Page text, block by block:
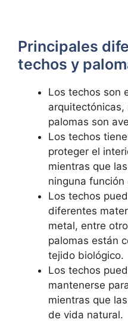
Principales
techos y
Los techos son
arquitectónicas,
palomas son
Los techos
proteger el
mientras que
ninguna función
Los techos
diferentes
metal, entre
palomas están
tejido biológico.
Los techos
mantenerse
mientras que
de vida natural.